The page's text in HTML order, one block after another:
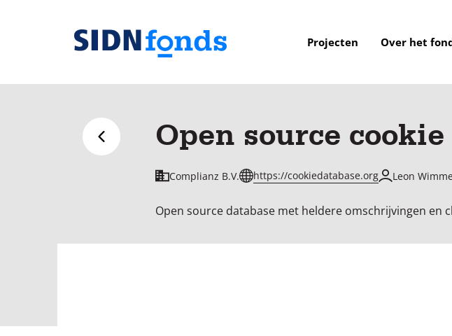
Sla de navigatie over en ga naar de inhoud
van
fonds
Projecten Over het
Terug naar overzicht Open source
Complianz B.V. https://cookiedatabase.org Leon
Open source database met heldere omschrijvingen en